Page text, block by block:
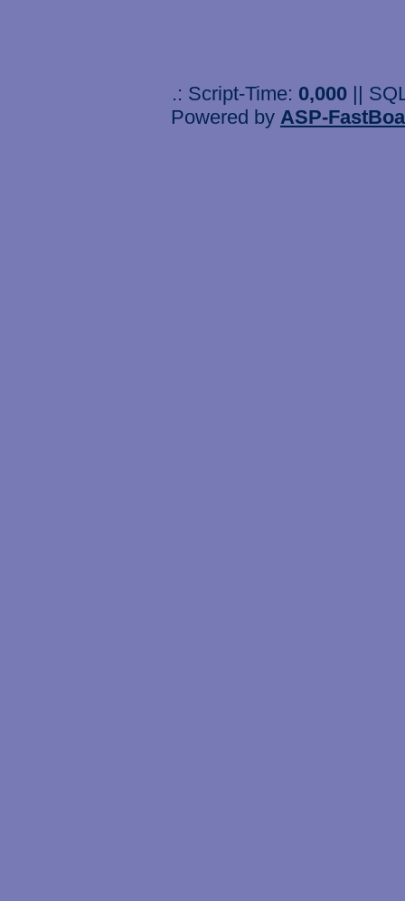
.: Script-Time: 0,000 ||
Powered by ASP-